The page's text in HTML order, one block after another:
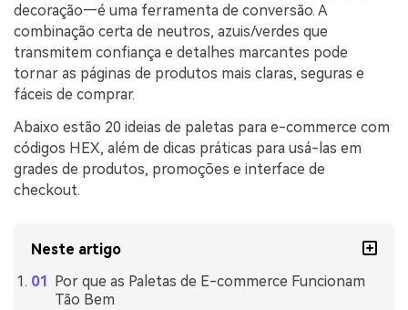
decoração—é uma ferramenta de conversão. A
combinação certa de neutros, azuis/verdes que
transmitem confiança e detalhes marcantes pode
tornar as páginas de produtos mais claras, seguras e
fáceis de comprar.
Abaixo estão 20 ideias de paletas para e-commerce com
códigos HEX, além de dicas práticas para usá-las em
grades de produtos, promoções e interface de
checkout.
Neste artigo
Por que as Paletas de E-commerce Funcionam
Tão Bem